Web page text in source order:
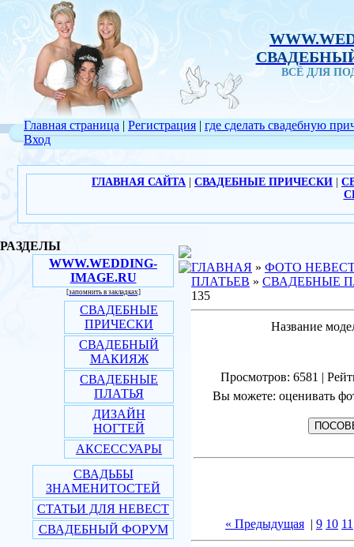
ВСЁ ДЛЯ
Главная страница | Регистрация |
Вход
где сделать свадебную
ГЛАВНАЯ САЙТА СВАДЕБНЫЕ ПРИЧЕСКИ
РАЗДЕЛЫ
WWW.WEDDING-
IMAGE.RU
[запомнить в закладках]
СВАДЕБНЫЕ
ПРИЧЕСКИ
СВАДЕБНЫЙ
МАКИЯЖ
СВАДЕБНЫЕ
ПЛАТЬЯ
ДИЗАЙН
НОГТЕЙ
АКСЕССУАРЫ
СВАДЬБЫ
ЗНАМЕНИТОСТЕЙ
СТАТЬИ ДЛЯ НЕВЕСТ
СВАДЕБНЫЙ ФОРУМ
ГЛАВНАЯ » ФОТО
ПЛАТЬЕВ » СВАДЕБНЫЕ
135
Название
Просмотров: 6581 |
Вы можете: оценивать
« Предыдущая | 9 10 11